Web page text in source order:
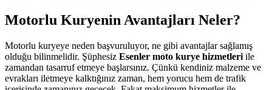
Motorlu Kuryenin Avantajları Neler?
Motorlu kuryeye neden başvuruluyor, ne gibi avantajlar sağlamış
olduğu bilinmelidir. Şüphesiz Esenler moto kurye hizmetleri ile
zamandan tasarruf etmeye başlarsınız. Çünkü kendiniz malzeme ve
evrakları iletmeye kalktığınız zaman, hem yorucu hem de trafik